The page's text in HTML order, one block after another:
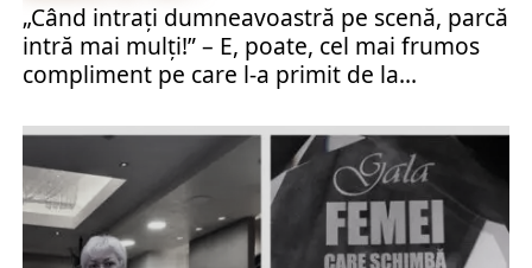
„Când intraţi dumneavoastră pe scenă, parcă
intră mai mulţi!” – E, poate, cel mai frumos
compliment pe care l-a primit de la...